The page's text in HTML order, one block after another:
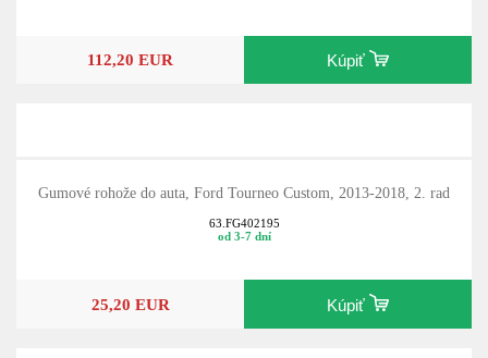
112,20 EUR Kúpiť
Gumové rohože do auta, Ford Tourneo Custom, 2013-2018, 2. rad
63.FG402195
od 3-7 dní
25,20 EUR Kúpiť